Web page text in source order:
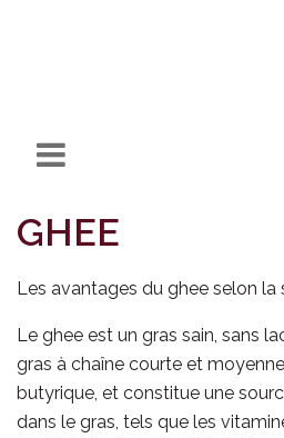
GHEE
Les avantages du ghee selon la
Le ghee est un gras sain, sans
gras à chaîne courte et
butyrique, et constitue une
dans le gras, tels que les